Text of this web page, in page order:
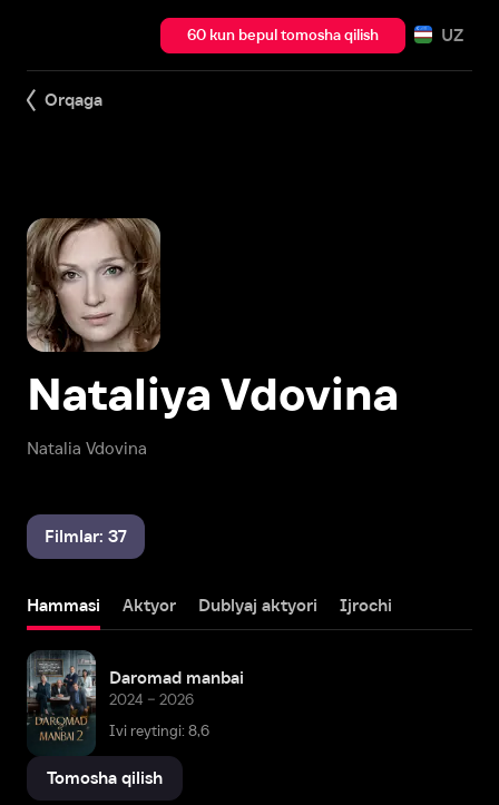
60 kun bepul tomosha qilish UZ
Orqaga
Natalia Vdovina
Nataliya Vdovina
Filmlar: 37
Hammasi Aktyor Dublyaj aktyori Ijrochi
Daromad manbai
2024 – 2026
Ivi reytingi: 8,6
Tomosha qilish